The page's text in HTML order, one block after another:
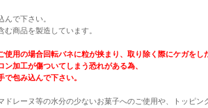
んで下さい。
商品を製造しています。
用の場合回転バネに粒が挟まり、取り除く際にケガをし
加工が傷ついてしまう恐れがある為、
包み込んで下さい。
レーヌ等の水分の少ないお菓子へのご使用や、トッピン